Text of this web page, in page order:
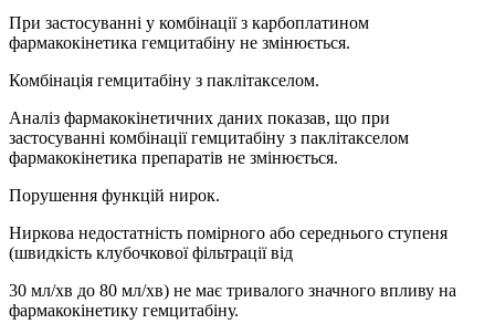
При застосуванні у комбінації з карбоплатином
фармакокінетика гемцитабіну не змінюється.
Комбінація гемцитабіну з паклітакселом.
Аналіз фармакокінетичних даних показав, що при
застосуванні комбінації гемцитабіну з паклітакселом
фармакокінетика препаратів не змінюється.
Порушення функцій нирок.
Ниркова недостатність помірного або середнього ступеня
(швидкість клубочкової фільтрації від
30 мл/хв до 80 мл/хв) не має тривалого значного впливу на
фармакокінетику гемцитабіну.